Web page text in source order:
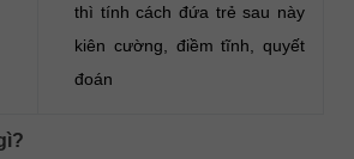
thì tính cách đứa trẻ sau này
kiên cường, điềm tĩnh, quyết
đoán